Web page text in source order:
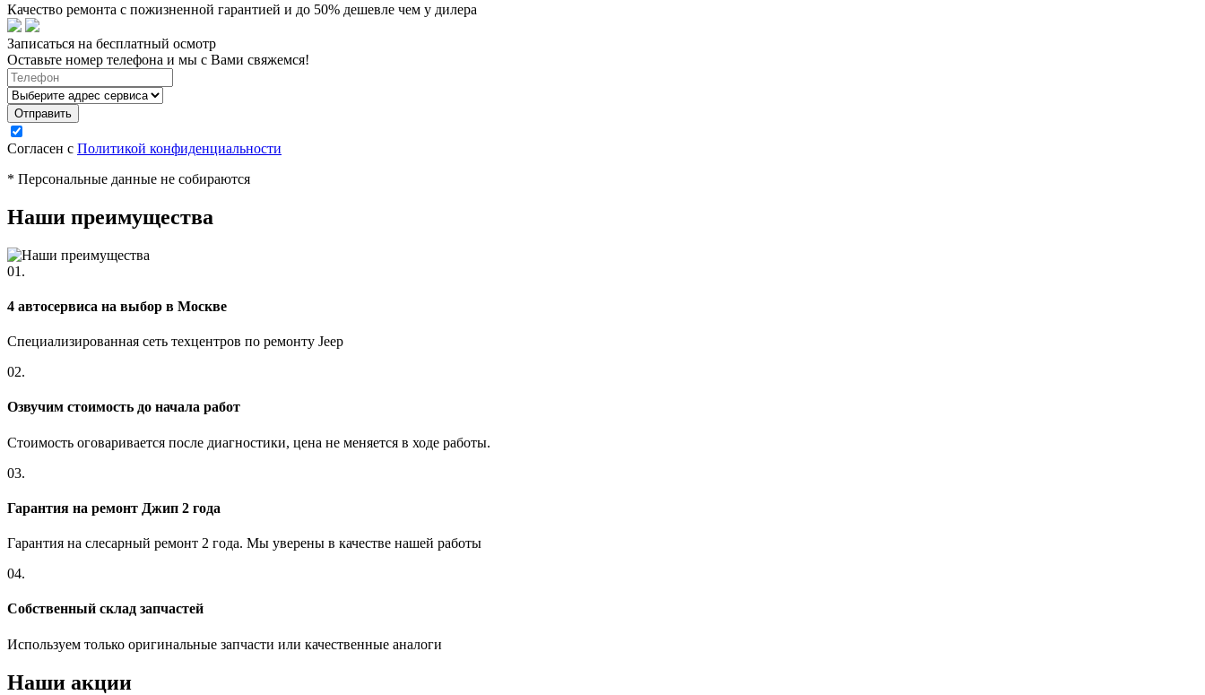
Качество ремонта с пожизненной гарантией и до 50% дешевле чем у дилера
Записаться на бесплатный осмотр
Оставьте номер телефона и мы с Вами свяжемся!
Согласен с Политикой конфиденциальности
* Персональные данные не собираются
Наши преимущества
01.
4 автосервиса на выбор в Москве
Специализированная сеть техцентров по ремонту Jeep
02.
Озвучим стоимость до начала работ
Стоимость оговаривается после диагностики, цена не меняется в ходе работы.
03.
Гарантия на ремонт Джип 2 года
Гарантия на слесарный ремонт 2 года. Мы уверены в качестве нашей работы
04.
Собственный склад запчастей
Используем только оригинальные запчасти или качественные аналоги
Наши акции